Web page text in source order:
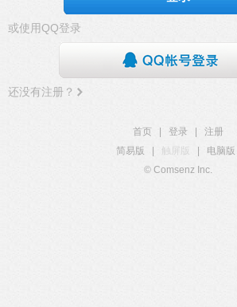
或使用QQ登录
还没有注册？
首页 登录
注册
简易版
触屏版 电脑版
© Comsenz Inc.